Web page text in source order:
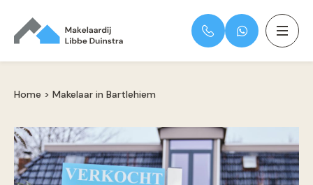
Home > Makelaar in Bartlehiem